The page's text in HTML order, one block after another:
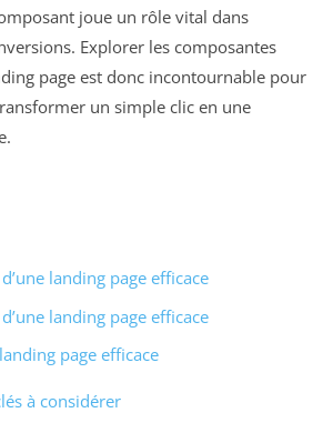
joue un rôle vital dans
Explorer les composantes
page est donc incontournable pour
un simple clic en une
landing page efficace
landing page efficace
page efficace
à considérer